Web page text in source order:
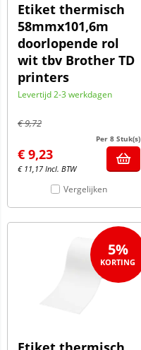
Etiket thermisch
58mmx101,6m
doorlopende rol
wit tbv Brother TD
printers
Levertijd 2-3 werkdagen
€9,72
Per 8 Stuk(s)
€ 9,23
€ 11,17 Incl. BTW
Vergelijken
5%